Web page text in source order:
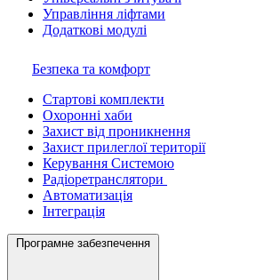
Управління ліфтами
Додаткові модулі
Безпека та комфорт
Стартові комплекти
Охоронні хаби
Захист від проникнення
Захист прилеглої території
Керування Системою
Радіоретранслятори
Автоматизація
Інтеграція
Програмне забезпечення